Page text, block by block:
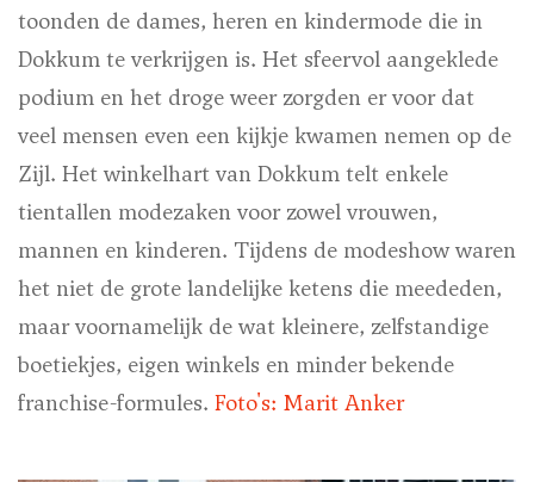
toonden de dames, heren en kindermode die in
Dokkum te verkrijgen is. Het sfeervol aangeklede
podium en het droge weer zorgden er voor dat
veel mensen even een kijkje kwamen nemen op de
Zijl. Het winkelhart van Dokkum telt enkele
tientallen modezaken voor zowel vrouwen,
mannen en kinderen. Tijdens de modeshow waren
het niet de grote landelijke ketens die meededen,
maar voornamelijk de wat kleinere, zelfstandige
boetiekjes, eigen winkels en minder bekende
franchise-formules. Foto's: Marit Anker